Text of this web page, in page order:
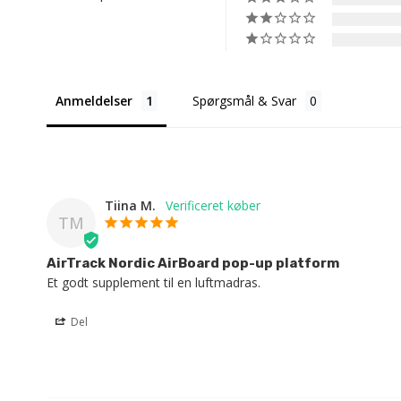
Anmeldelser Spørgsmål & Svar
TM
Tiina M.
AirTrack Nordic AirBoard pop-up platform
Et godt supplement til en luftmadras.
Del